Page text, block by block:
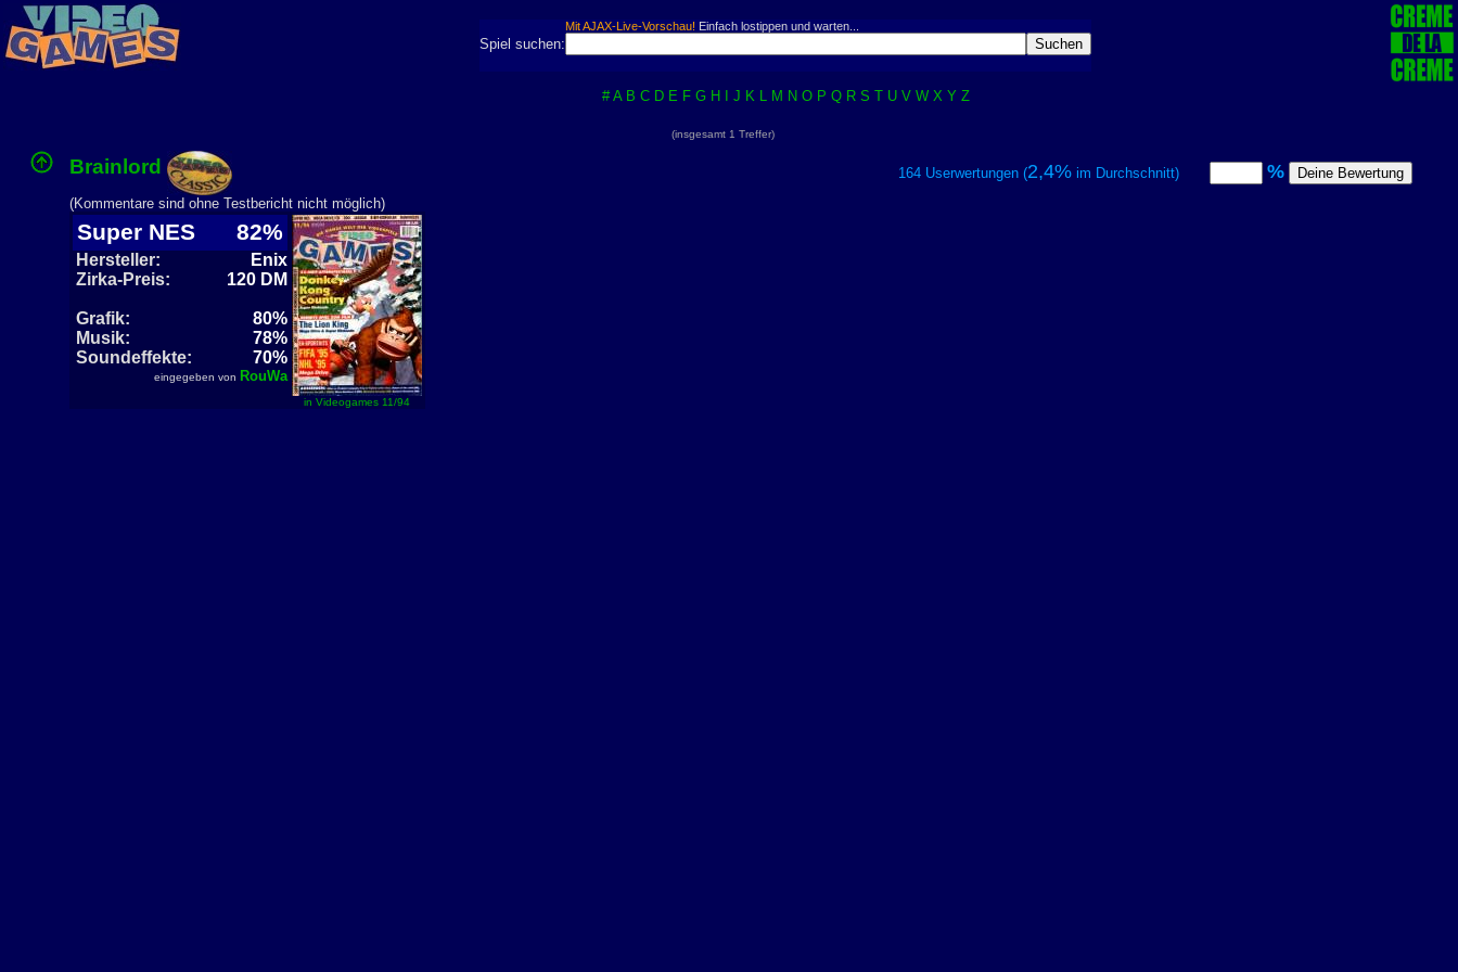
Mit AJAX-Live-Vorschau! Einfach lostippen und warten...
Spiel suchen:
# A B C D E F G H J K L M N O P Q R S T U V W X Y Z
(insgesamt 1 Treffer)
Brainlord 164 Userwertungen (2,4%im Durchschnitt) %
(Kommentare sind ohne Testbericht nicht möglich)
Super NES 82%
Hersteller:
Enix
Zirka-Preis:
120 DM
Grafik:
80%
Musik:
78%
Soundeffekte:
70%
eingegeben von RouWa
in Videogames 11/94